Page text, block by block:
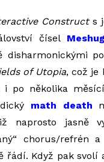
Constructs
čísel
disharmonickými
of Utopia, což je
po několika
math death
naprosto jasně
chorus/refrén a
řádí. Když pak svolí